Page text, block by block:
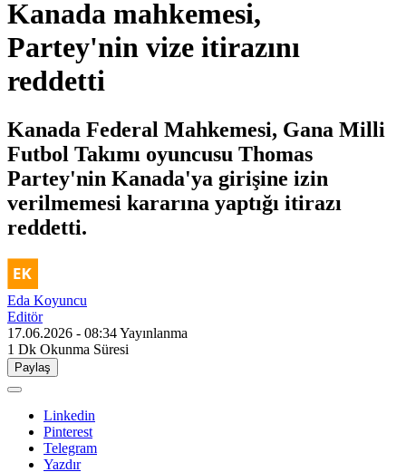
Kanada mahkemesi,
Partey'nin vize itirazını
reddetti
Kanada Federal Mahkemesi, Gana Milli
Futbol Takımı oyuncusu Thomas
Partey'nin Kanada'ya girişine izin
verilmemesi kararına yaptığı itirazı
reddetti.
Eda Koyuncu
Editör
17.06.2026 - 08:34Yayınlanma
1 Dk Okunma Süresi
Paylaş
Linkedin
Pinterest
Telegram
Yazdır